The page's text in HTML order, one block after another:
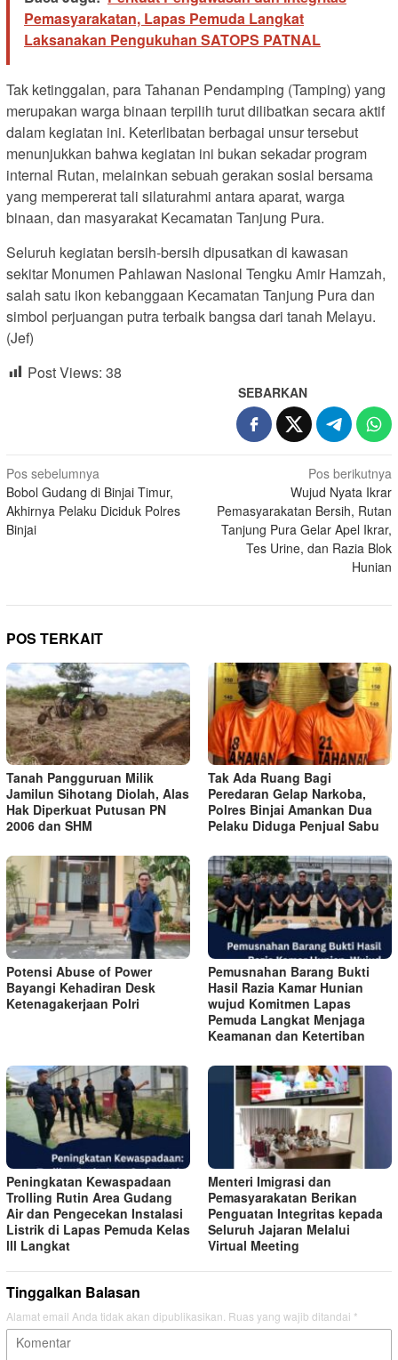
Pemasyarakatan, Lapas Pemuda Langkat
Laksanakan Pengukuhan SATOPS PATNAL
Tak ketinggalan, para Tahanan Pendamping (Tamping) yang
merupakan warga binaan terpilih turut dilibatkan secara aktif
dalam kegiatan ini. Keterlibatan berbagai unsur tersebut
menunjukkan bahwa kegiatan ini bukan sekadar program
internal Rutan, melainkan sebuah gerakan sosial bersama
yang mempererat tali silaturahmi antara aparat, warga
binaan, dan masyarakat Kecamatan Tanjung Pura.
Seluruh kegiatan bersih-bersih dipusatkan di kawasan
sekitar Monumen Pahlawan Nasional Tengku Amir Hamzah,
salah satu ikon kebanggaan Kecamatan Tanjung Pura dan
simbol perjuangan putra terbaik bangsa dari tanah Melayu.
(Jef)
Post Views: 38
SEBARKAN
Navigasi
pos
Pos sebelumnya
Bobol Gudang di Binjai Timur,
Akhirnya Pelaku Diciduk Polres
Binjai
Pos berikutnya
Wujud Nyata Ikrar
Pemasyarakatan Bersih, Rutan
Tanjung Pura Gelar Apel Ikrar,
Tes Urine, dan Razia Blok
Hunian
POS TERKAIT
Tanah Pangguruan Milik
Jamilun Sihotang Diolah, Alas
Hak Diperkuat Putusan PN
2006 dan SHM
Tak Ada Ruang Bagi
Peredaran Gelap Narkoba,
Polres Binjai Amankan Dua
Pelaku Diduga Penjual Sabu
Potensi Abuse of Power
Bayangi Kehadiran Desk
Ketenagakerjaan Polri
Pemusnahan Barang Bukti
Hasil Razia Kamar Hunian
wujud Komitmen Lapas
Pemuda Langkat Menjaga
Keamanan dan Ketertiban
Peningkatan Kewaspadaan
Trolling Rutin Area Gudang
Air dan Pengecekan Instalasi
Listrik di Lapas Pemuda Kelas
lll Langkat
Menteri Imigrasi dan
Pemasyarakatan Berikan
Penguatan Integritas kepada
Seluruh Jajaran Melalui
Virtual Meeting
Tinggalkan Balasan
Alamat email Anda tidak akan dipublikasikan. Ruas yang wajib ditandai *